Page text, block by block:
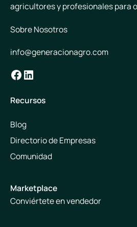
agricultores y profesionales para
Sobre Nosotros
info@generacionagro.com
Facebook
LinkedIn
Recursos
Blog
Directorio de Empresas
Comunidad
Marketplace
Conviértete en vendedor